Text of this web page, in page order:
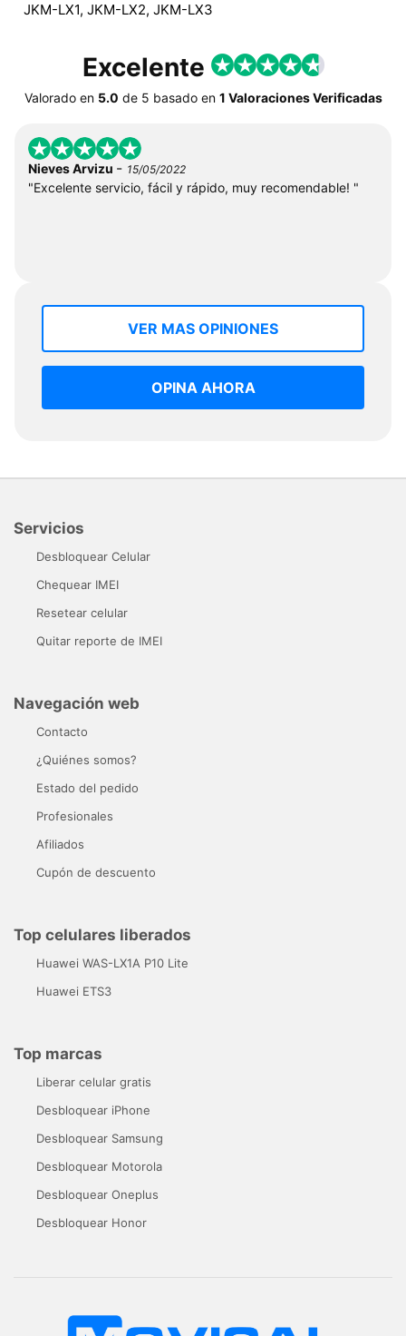
JKM-LX1, JKM-LX2, JKM-LX3
Excelente
Valorado en 5.0 de 5 basado en 1 Valoraciones Verificadas
Nieves Arvizu - 15/05/2022
"Excelente servicio, fácil y rápido, muy recomendable! "
VER MAS OPINIONES
OPINA AHORA
Servicios
Desbloquear Celular
Chequear IMEI
Resetear celular
Quitar reporte de IMEI
Navegación web
Contacto
¿Quiénes somos?
Estado del pedido
Profesionales
Afiliados
Cupón de descuento
Top celulares liberados
Huawei WAS-LX1A P10 Lite
Huawei ETS3
Top marcas
Liberar celular gratis
Desbloquear iPhone
Desbloquear Samsung
Desbloquear Motorola
Desbloquear Oneplus
Desbloquear Honor